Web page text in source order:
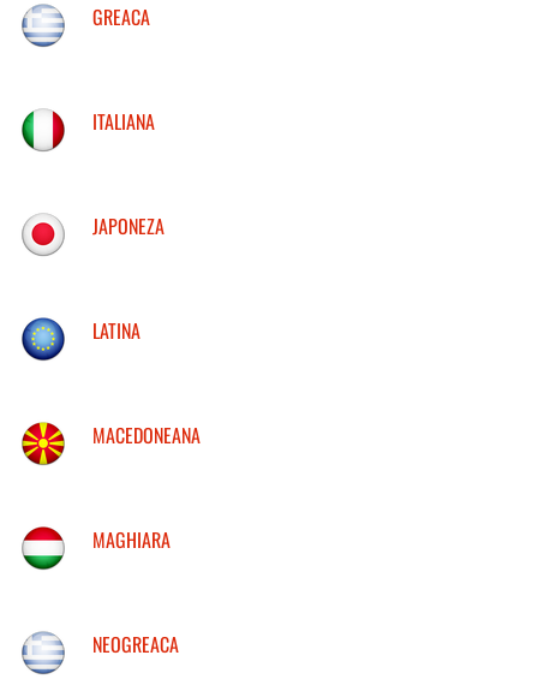
GREACA
ITALIANA
JAPONEZA
LATINA
MACEDONEANA
MAGHIARA
NEOGREACA